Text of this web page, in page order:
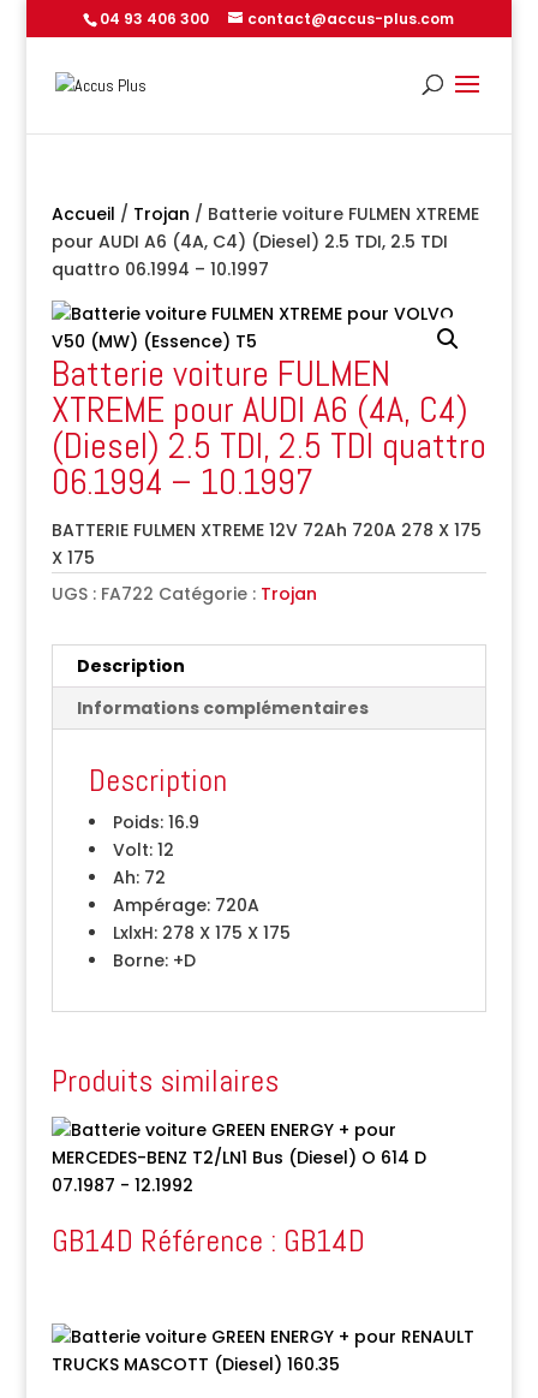
04 93 406 300 contact@accus-plus.com
Accueil / Trojan / Batterie voiture FULMEN XTREME
pour AUDI A6 (4A, C4) (Diesel) 2.5 TDI, 2.5 TDI
quattro 06.1994 – 10.1997
Batterie voiture FULMEN
XTREME pour AUDI A6 (4A, C4)
(Diesel) 2.5 TDI, 2.5 TDI quattro
06.1994 – 10.1997
BATTERIE FULMEN XTREME 12V 72Ah 720A 278 X 175
X 175
UGS : FA722 Catégorie : Trojan
Description
Informations complémentaires
Description
Poids:16.9
Volt:12
Ah:72
Ampérage:720A
LxlxH:278 X 175 X 175
Borne:+D
Produits similaires
GB14D Référence : GB14D